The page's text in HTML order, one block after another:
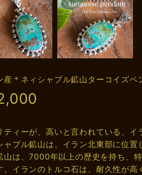
産＊ネィシャブル鉱山ターコイズペ
ティーが、高いと言われている、イ
ャブル鉱山は、イラン北東部に位置
山は、7000年以上の歴史を持ち、
。イランのトルコ石は、耐久性が高